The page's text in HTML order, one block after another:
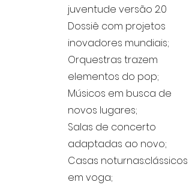
juventude versão 2.0
Dossiê com projetos
inovadores mundiais;
Orquestras trazem
elementos do pop;
Músicos em busca de
novos lugares;
Salas de concerto
adaptadas ao novo;
Casas noturnas:clássicos
em voga;